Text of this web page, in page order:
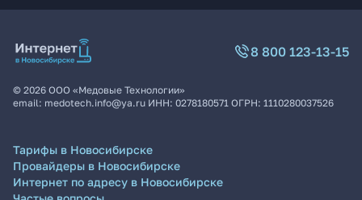
8 800 123-13-15
© 2026 ООО «Медовые Технологии»
email: medotech.info@ya.ru ИНН: 0278180571 ОГРН: 1110280037526
Тарифы в Новосибирске
Провайдеры в Новосибирске
Интернет по адресу в Новосибирске